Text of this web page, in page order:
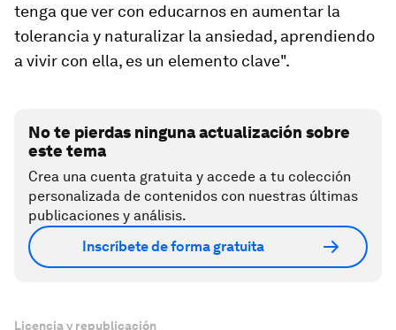
tenga que ver con educarnos en aumentar la
tolerancia y naturalizar la ansiedad, aprendiendo
a vivir con ella, es un elemento clave".
No te pierdas ninguna actualización sobre
este tema
Crea una cuenta gratuita y accede a tu colección
personalizada de contenidos con nuestras últimas
publicaciones y análisis.
Inscríbete de forma gratuita
Licencia y republicación